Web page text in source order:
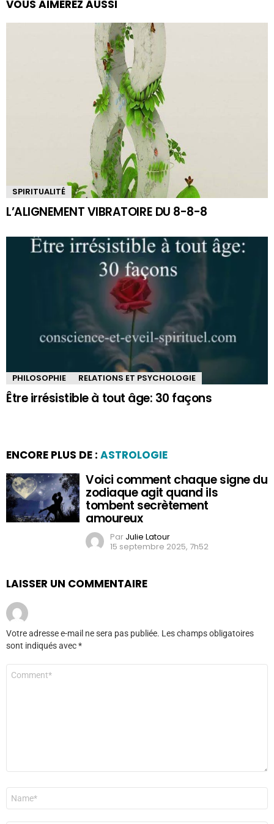
VOUS AIMEREZ AUSSI
SPIRITUALITÉ
L’ALIGNEMENT VIBRATOIRE DU 8-8-8
PHILOSOPHIE RELATIONS ET PSYCHOLOGIE
Être irrésistible à tout âge: 30 façons
ENCORE PLUS DE : ASTROLOGIE
Voici comment chaque signe du
zodiaque agit quand ils
tombent secrètement
amoureux
Par Julie Latour
15 septembre 2025, 7h52
LAISSER UN COMMENTAIRE
Votre adresse e-mail ne sera pas publiée. Les champs obligatoires
sont indiqués avec*
Commentaire
Nom